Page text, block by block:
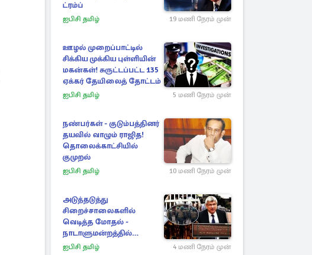
ட்ரம்ப்
ஐபிசி தமிழ் 19 மணி நேரம் முன்
ஊழல் முறைப்பாட்டில்
சிக்கிய முக்கிய புள்ளியின்
மகன்கள்! சுருட்டப்பட்ட 135
ஏக்கர் தேயிலைத் தோட்டம்
ஐபிசி தமிழ் 5 மணி நேரம் முன்
நண்பர்கள் - குடும்பத்தினர்
தயவில் வாழும் ராஜித!
தொலைக்காட்சியில்
குமுறல்
ஐபிசி தமிழ் 10 மணி நேரம் முன்
அடுத்தடுத்து
சிறைச்சாலைகளில்
வெடித்த மோதல் -
நாடாளுமன்றத்தில்
சலசலப்பு: அரசுக்கு
ஐபிசி தமிழ் 4 மணி நேரம் முன்